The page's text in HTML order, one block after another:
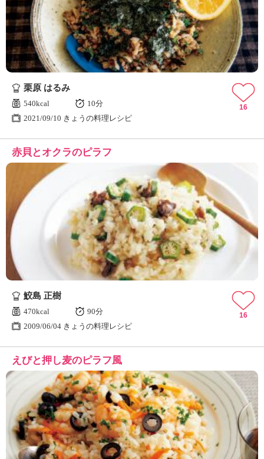
栗原 はるみ
540kcal
10分
2021/09/10 きょうの料理レシピ
16
赤貝とオクラのピラフ
鮫島 正樹
470kcal
90分
2009/06/04 きょうの料理レシピ
16
えびと押し麦のピラフ風